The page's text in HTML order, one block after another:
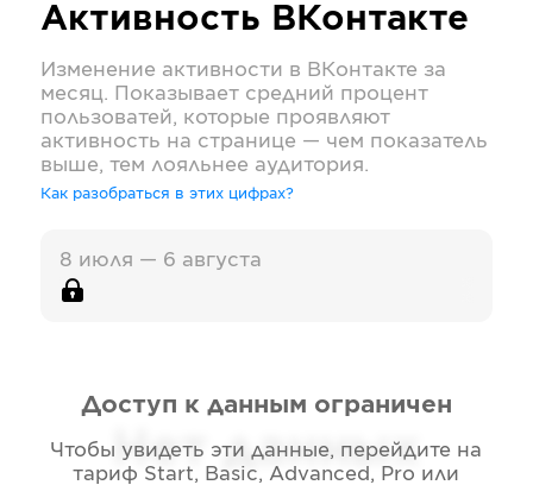
Активность ВКонтакте
Изменение активности в ВКонтакте за
месяц. Показывает средний процент
пользоватей, которые проявляют
активность на странице — чем показатель
выше, тем лояльнее аудитория.
Как разобраться в этих цифрах?
8 июля — 6 августа
Нет данных
Доступ к данным ограничен
Чтобы увидеть эти данные, перейдите на
тариф Start, Basic, Advanced, Pro или